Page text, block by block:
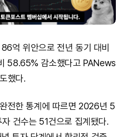
억 위안으로 전년 동기 대비
58.65% 감소했다고 PANews
했다.
전한 통계에 따르면 2026년 5
건수는 51건으로 집계됐다.